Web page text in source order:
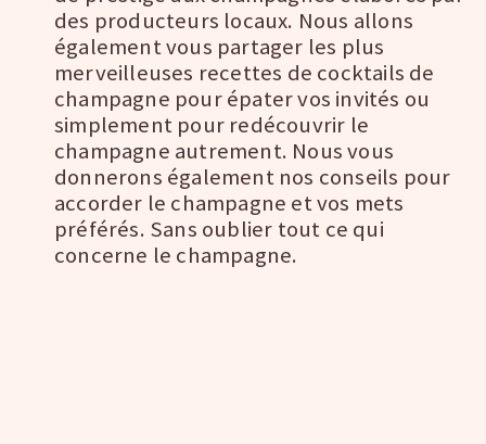
des producteurs locaux. Nous allons
également vous partager les plus
merveilleuses recettes de cocktails de
champagne pour épater vos invités ou
simplement pour redécouvrir le
champagne autrement. Nous vous
donnerons également nos conseils pour
accorder le champagne et vos mets
préférés. Sans oublier tout ce qui
concerne le champagne.